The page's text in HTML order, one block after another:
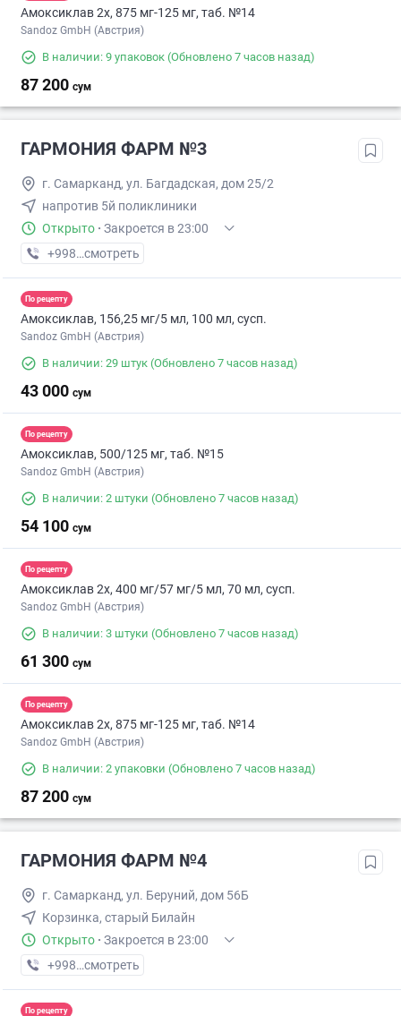
Амоксиклав 2х, 875 мг-125 мг, таб. №14
Sandoz GmbH (Австрия)
В наличии: 9 упаковок (Обновлено 7 часов назад)
87 200 сум
ГАРМОНИЯ ФАРМ №3
г. Самарканд, ул. Багдадская, дом 25/2
напротив 5й поликлиники
Открыто · Закроется в 23:00
+998 (95) XXX-XX-XX
смотреть
По рецепту
Амоксиклав, 156,25 мг/5 мл, 100 мл, сусп.
Sandoz GmbH (Австрия)
В наличии: 29 штук (Обновлено 7 часов назад)
43 000 сум
По рецепту
Амоксиклав, 500/125 мг, таб. №15
Sandoz GmbH (Австрия)
В наличии: 2 штуки (Обновлено 7 часов назад)
54 100 сум
По рецепту
Амоксиклав 2х, 400 мг/57 мг/5 мл, 70 мл, сусп.
Sandoz GmbH (Австрия)
В наличии: 3 штуки (Обновлено 7 часов назад)
61 300 сум
По рецепту
Амоксиклав 2х, 875 мг-125 мг, таб. №14
Sandoz GmbH (Австрия)
В наличии: 2 упаковки (Обновлено 7 часов назад)
87 200 сум
ГАРМОНИЯ ФАРМ №4
г. Самарканд, ул. Беруний, дом 56Б
Корзинка, старый Билайн
Открыто · Закроется в 23:00
+998 (95) XXX-XX-XX
смотреть
По рецепту